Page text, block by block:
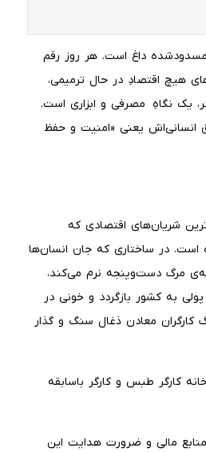
مسدودشده داغ است. هر روز رقم
هیچ اقتصادِ در حال ترمیمی،
یک نگاهِ مصرفی و ابزاری است.
انسانی‌اش یعنی «امنیت و حفظ
شریان‌های اقتصادی که
در ساختاری که جان انسان‌ها
مرگ دست‌وپنجه نرم می‌کند،
به کشور بازگردد و خونی در
کارگران معادن ذغال سنگ و گذار
کارگر طبس و کارگر باسابقه
منابع مالی و ضرورت هدایت این